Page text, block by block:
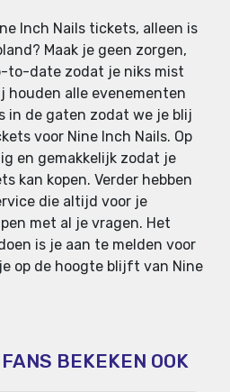
Inch Nails tickets, alleen is
Maak je geen zorgen,
to-date zodat je niks mist
houden alle evenementen
in de gaten zodat we je blij
voor Nine Inch Nails. Op
en gemakkelijk zodat je
kan kopen. Verder hebben
die altijd voor je
met al je vragen. Het
is je aan te melden voor
op de hoogte blijft van Nine
BEKEKEN OOK